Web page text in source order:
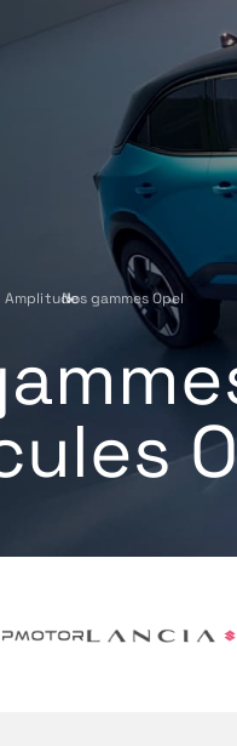
Amplitude
›
Nos gammes Opel